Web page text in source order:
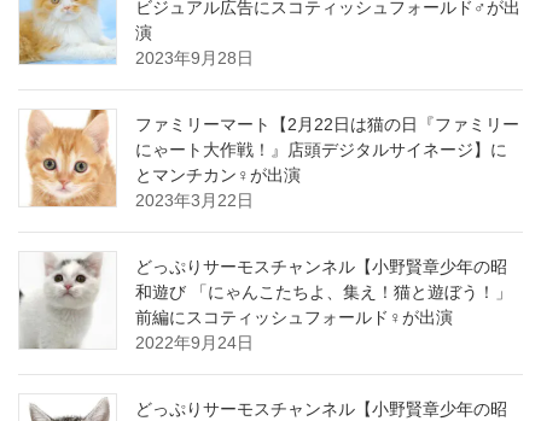
ビジュアル広告にスコティッシュフォールド♂が出
演
2023年9月28日
ファミリーマート【2月22日は猫の日『ファミリー
にゃート大作戦！』店頭デジタルサイネージ】に
とマンチカン♀が出演
2023年3月22日
どっぷりサーモスチャンネル【小野賢章少年の昭
和遊び 「にゃんこたちよ、集え！猫と遊ぼう！」
前編にスコティッシュフォールド♀が出演
2022年9月24日
どっぷりサーモスチャンネル【小野賢章少年の昭